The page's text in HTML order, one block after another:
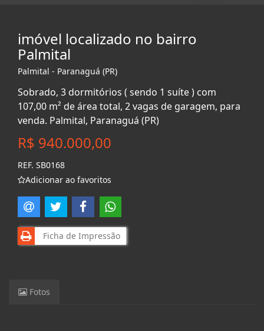
imóvel localizado no bairro
Palmital
Palmital - Paranaguá (PR)
Sobrado, 3 dormitórios ( sendo 1 suíte ) com
107,00 m² de área total, 2 vagas de garagem, para
venda. Palmital, Paranaguá (PR)
R$ 940.000,00
REF. SB0168
Adicionar ao favoritos
Ficha de Impressão
Fotos